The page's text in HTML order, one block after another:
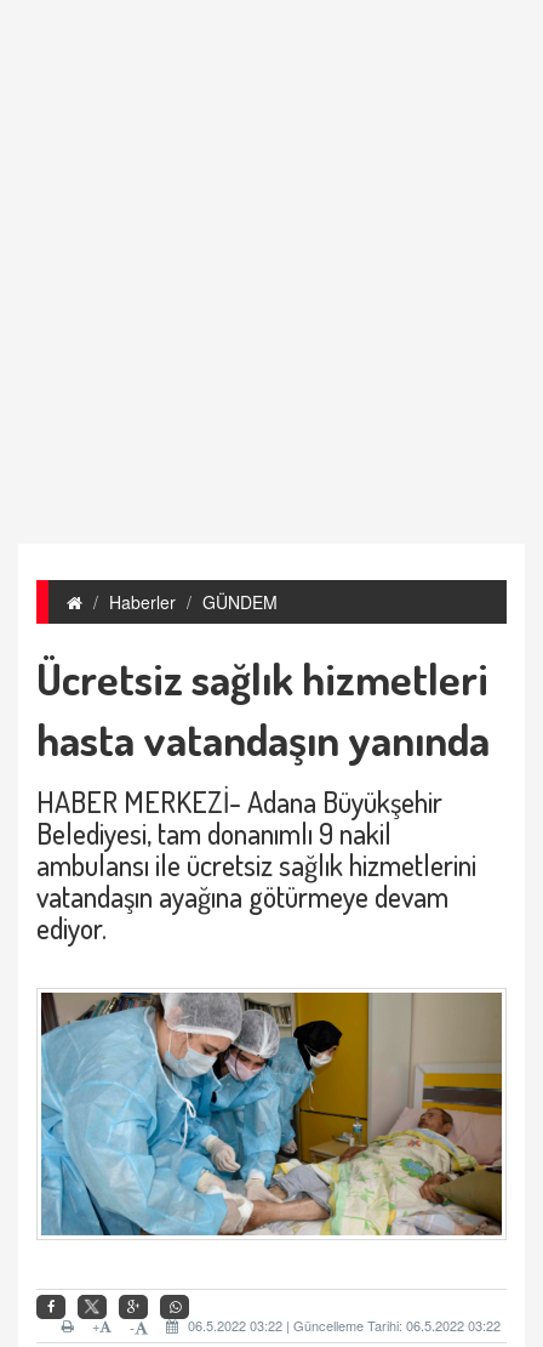
Haberler GÜNDEM
Ücretsiz sağlık hizmetleri
hasta vatandaşın yanında
HABER MERKEZİ- Adana Büyükşehir
Belediyesi, tam donanımlı 9 nakil
ambulansı ile ücretsiz sağlık hizmetlerini
vatandaşın ayağına götürmeye devam
ediyor.
06.5.2022 03:22 | Güncelleme Tarihi: 06.5.2022 03:22
-
+